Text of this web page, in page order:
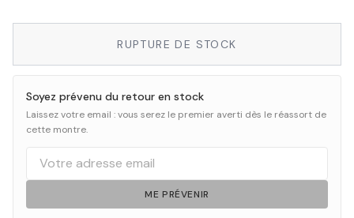
RUPTURE DE STOCK
Soyez prévenu du retour en stock
Laissez votre email : vous serez le premier averti dès le réassort de
cette montre.
ME PRÉVENIR